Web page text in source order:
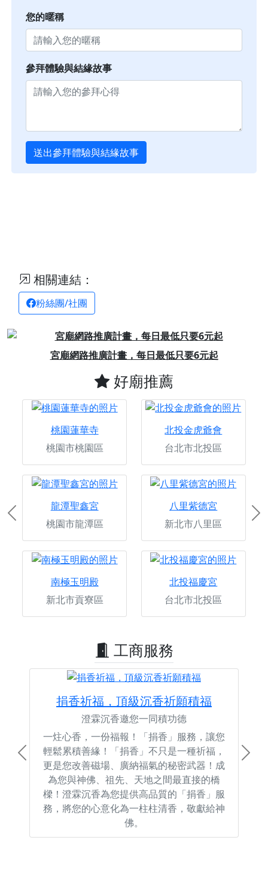
您的暱稱
參拜體驗與結緣故事
送出參拜體驗與結緣故事
相關連結：
粉絲團/社團
宮廟網路推廣計畫，每日最低只要6元起
Previous
好廟推薦
桃園蓮華寺
桃園市桃園區
北投金虎爺會
台北市北投區
龍潭聖鑫宮
桃園市龍潭區
八里紫德宮
新北市八里區
南極玉明殿
新北市貢寮區
北投福慶宮
台北市北投區
Previous
工商服務
捐香祈福，頂級沉香祈願積福
澄霖沉香邀您一同積功德
一炷心香，一份福報！「捐香」服務，讓您
輕鬆累積善緣！「捐香」不只是一種祈福，
更是您改善磁場、廣納福氣的秘密武器！成
為您與神佛、祖先、天地之間最直接的橋
樑！澄霖沉香為您提供高品質的「捐香」服
務，將您的心意化為一柱柱清香，敬獻給神
佛。
Previous Next